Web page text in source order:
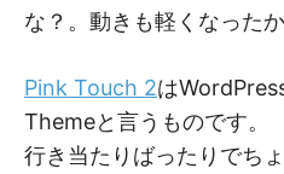
な？。動きも軽くなったか
Pink Touch 2は
Themeと言うものです。
行き当たりばったりでち